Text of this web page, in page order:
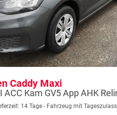
Caddy Maxi
ACC Kam GV5 App AHK
14 Tage Fahrzeug mit